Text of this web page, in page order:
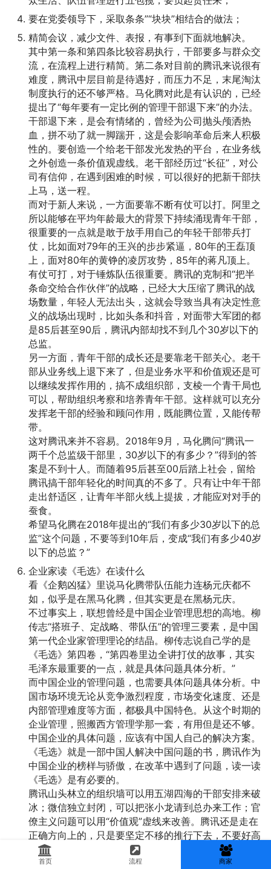
要在党委领导下，采取条条”“块块”相结合的做法；
精简会议，减少文件、表报，有事到下面就地解决。
其中第一条和第四条比较容易执行，干部要多与群众交
流，在流程上进行精简。第二条对目前的腾讯来说很有
难度，腾讯中层目前是待遇好，而压力不足，末尾淘汰
制度执行的还不够严格。马化腾对此是有认识的，已经
提出了“每年要有一定比例的管理干部退下来”的办法。
干部退下来，是会有情绪的，曾经为公司抛头颅洒热
血，拼不动了就一脚踹开，这是会影响革命后来人积极
性的。要创造一个给老干部发光发热的平台，在业务线
之外创造一条价值观虚线。老干部经历过“长征”，对公
司有信仰，在遇到困难的时候，可以很好的把新干部扶
上马，送一程。
而对于新人来说，一方面要靠不断有仗可以打。阿里之
所以能够在平均年龄最大的背景下持续涌现青年干部，
很重要的一点就是敢于放手用自己的年轻干部带兵打
仗，比如面对79年的王兴的步步紧逼，80年的王磊顶
上，面对80年的黄铮的凌厉攻势，85年的蒋凡顶上。
有仗可打，对于锤炼队伍很重要。腾讯的克制和“把半
条命交给合作伙伴”的战略，已经大大压缩了腾讯的战
场数量，年轻人无法出头，这就会导致当具有决定性意
义的战场出现时，比如头条和抖音，对面带大军团的都
是85后甚至90后，腾讯内部却找不到几个30岁以下的
总监。
另一方面，青年干部的成长还是要靠老干部关心。老干
部从业务线上退下来了，但是业务水平和价值观还是可
以继续发挥作用的，搞不成组织部，支棱一个青干局也
可以，帮助组织考察和培养青年干部。这样就可以充分
发挥老干部的经验和顾问作用，既能腾位置，又能传帮
带。
这对腾讯来并不容易。2018年9月，马化腾问“腾讯一
两千个总监级干部里，30岁以下的有多少？”得到的答
案是不到十人。而随着95后甚至00后踏上社会，留给
腾讯搞干部年轻化的时间真的不多了。只有让中年干部
走出舒适区，让青年半部火线上提拔，才能应对对手的
蚕食。
希望马化腾在2018年提出的“我们有多少30岁以下的总
监”这个问题，不要等到10年后，变成“我们有多少40岁
以下的总监？”
企业家读《毛选》在读什么
看《企鹅凶猛》里说马化腾带队伍能力连杨元庆都不
如，似乎是在黑马化腾，但其实更是在黑杨元庆。
不过事实上，联想曾经是中国企业管理思想的高地。柳
传志“搭班子、定战略、带队伍”的管理三要素，是中国
第一代企业家管理理论的结晶。柳传志说自己学的是
《毛选》第四卷，“第四卷里边全讲打仗的故事，其实
毛泽东最重要的一点，就是具体问题具体分析。”
而中国企业的管理问题，也需要具体问题具体分析。中
国市场环境无论从竞争激烈程度，市场变化速度、还是
内部管理难度等方面，都极具中国特色。从这个时期的
企业管理，照搬西方管理学那一套，有用但是还不够。
中国企业的具体问题，应该有中国人自己的解决方案。
《毛选》就是一部中国人解决中国问题的书，腾讯作为
中国企业的榜样与骄傲，在改革中遇到了问题，读一读
《毛选》是有必要的。
腾讯山头林立的组织墙可以用五湖四海的干部安排来破
冰；微信独立封闭，可以把张小龙请到总办来工作；官
僚主义问题可以用“价值观”虚线来改善。腾讯还是走在
正确方向上的，只是要坚定不移的推行下去，不要好高
骛远。一家中国公司，员工花名都是英文，洋气是洋
气，但不够接地气。
首页 流程 商家